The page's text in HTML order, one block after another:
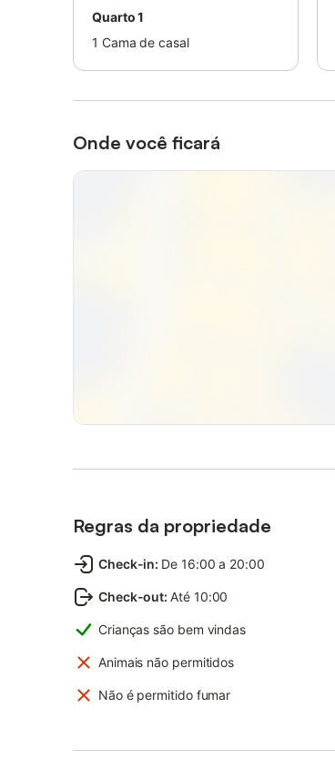
Quarto 1
1 Cama de casal
Onde você ficará
Regras da propriedade
Check-in: De 16:00 a 20:00
Check-out: Até 10:00
Crianças são bem vindas
Animais não permitidos
Não é permitido fumar